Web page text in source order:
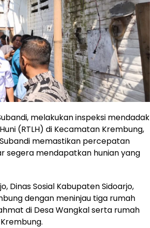
melakukan inspeksi mendadak
(RTLH) di Kecamatan Krembung,
memastikan percepatan
segera mendapatkan hunian yang
Dinas Sosial Kabupaten Sidoarjo,
dengan meninjau tiga rumah
di Desa Wangkal serta rumah